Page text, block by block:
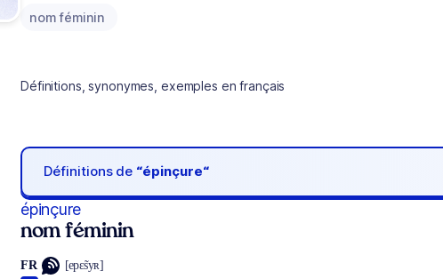
nom féminin
Définitions, synonymes, exemples en français
Définitions de “épinçure“
épinçure
nom féminin
FR [epɛ̃syʀ]